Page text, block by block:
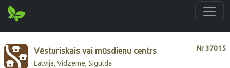
Nr37015
Vēsturiskais vai mūsdienu centrs
Latvija, Vidzeme, Sigulda